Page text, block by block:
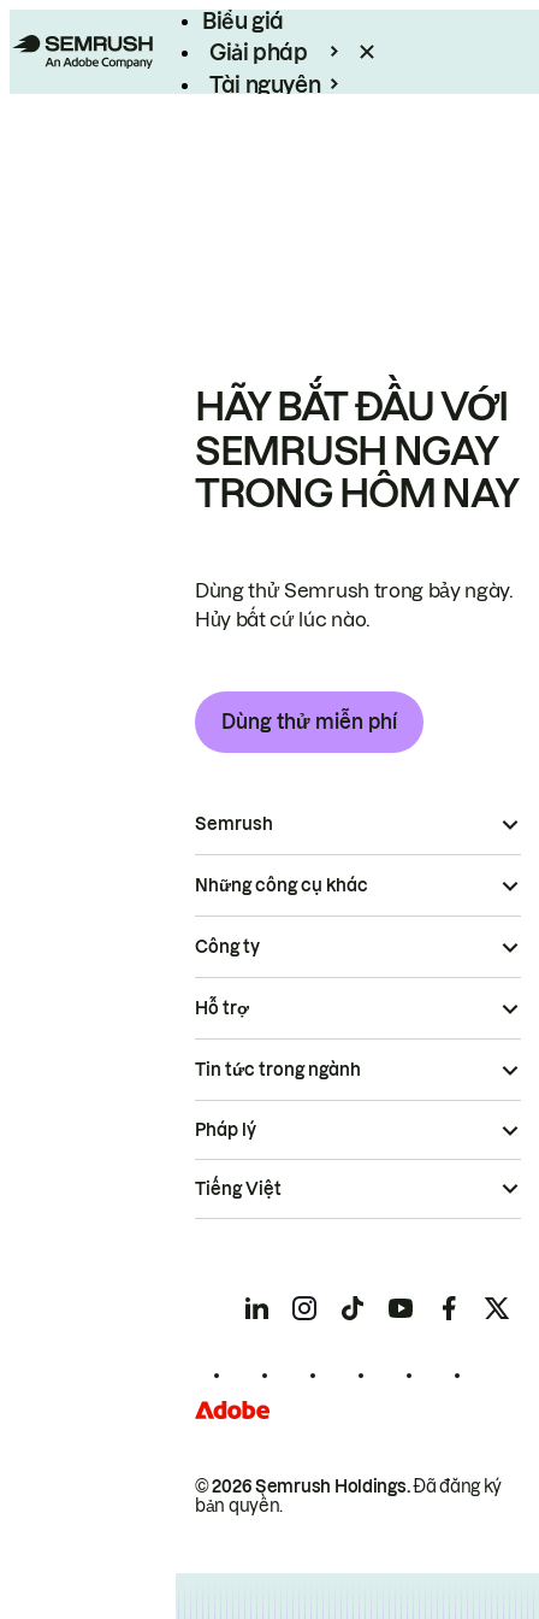
Biểu giá
Giải pháp
Tài nguyên
HÃY BẮT ĐẦU VỚI
SEMRUSH NGAY
TRONG HÔM NAY
Dùng thử Semrush trong bảy ngày.
Hủy bất cứ lúc nào.
Dùng thử miễn phí
Semrush
Những công cụ khác
Công ty
Hỗ trợ
Tin tức trong ngành
© 2026 Semrush Holdings.Đã đăng ký
bản quyền.
Pháp lý
Tiếng Việt